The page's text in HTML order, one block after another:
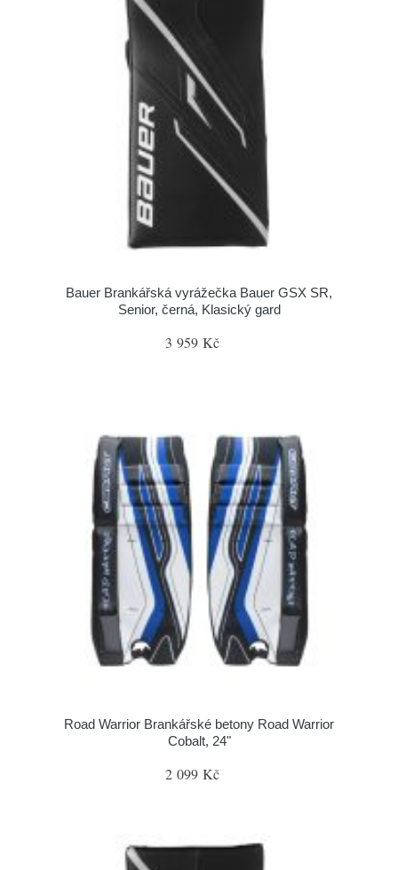
Bauer Brankářská vyrážečka Bauer GSX SR,
Senior, černá, Klasický gard
3 959 Kč
Road Warrior Brankářské betony Road Warrior
Cobalt, 24"
2 099 Kč